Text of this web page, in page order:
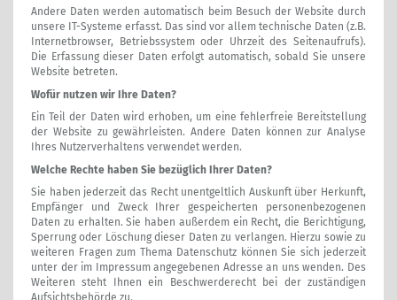
Andere Daten werden automatisch beim Besuch der Website durch
unsere IT-Systeme erfasst. Das sind vor allem technische Daten (z.B.
Internetbrowser, Betriebssystem oder Uhrzeit des Seitenaufrufs).
Die Erfassung dieser Daten erfolgt automatisch, sobald Sie unsere
Website betreten.
Wofür nutzen wir Ihre Daten?
Ein Teil der Daten wird erhoben, um eine fehlerfreie Bereitstellung
der Website zu gewährleisten. Andere Daten können zur Analyse
Ihres Nutzerverhaltens verwendet werden.
Welche Rechte haben Sie bezüglich Ihrer Daten?
Sie haben jederzeit das Recht unentgeltlich Auskunft über Herkunft,
Empfänger und Zweck Ihrer gespeicherten personenbezogenen
Daten zu erhalten. Sie haben außerdem ein Recht, die Berichtigung,
Sperrung oder Löschung dieser Daten zu verlangen. Hierzu sowie zu
weiteren Fragen zum Thema Datenschutz können Sie sich jederzeit
unter der im Impressum angegebenen Adresse an uns wenden. Des
Weiteren steht Ihnen ein Beschwerderecht bei der zuständigen
Aufsichtsbehörde zu.